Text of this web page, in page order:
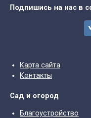
Подпишись на нас в
Карта сайта
Контакты
Сад и огород
Благоустройство